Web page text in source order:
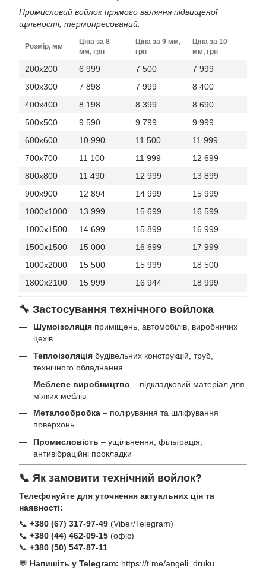
Промисловий войлок прямого валяння підвищеної
щільності, термопресований.
Розмір, мм
Ціна за 8
мм, грн
Ціна за 9 мм,
грн
Ціна за 10
мм, грн
200x200 6 999 7 500
7 999
300x300
7 898 7 999
8 400
400x400
8 198 8 399
8 690
500x500
9 590 9 799
9 999
600x600
10 990 11 500
11 999
700x700
11 100 11 999
12 699
800x800
11 490 12 999
13 899
900x900
12 894 14 999
15 999
1000x1000
13 999 15 699
16 599
1000x1500
14 699 15 899
16 999
1500x1500
15 000 16 699
17 999
1000x2000
15 500 15 999
18 500
1800x2100
15 999 16 944 18 999
🔧 Застосування технічного войлока
Шумоізоляція приміщень, автомобілів, виробничих
цехів
Теплоізоляція будівельних конструкцій, труб,
технічного обладнання
Меблеве виробництво – підкладковий матеріал для
м'яких меблів
Металообробка – полірування та шліфування
поверхонь
Промисловість – ущільнення, фільтрація,
антивібраційні прокладки
📞 Як замовити технічний войлок?
Телефонуйте для уточнення актуальних цін та
наявності:
📞 +380 (67) 317-97-49 (Viber/Telegram)
📞 +380 (44) 462-09-15 (офіс)
📞 +380 (50) 547-87-11
💬 Напишіть у Telegram: https://t.me/angeli_druku